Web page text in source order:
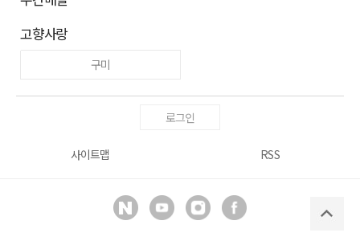
고향사랑
구미
로그인
사이트맵 RSS